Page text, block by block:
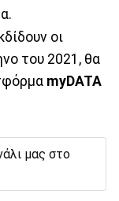
οι
του 2021, θα
myDATA
μας στο